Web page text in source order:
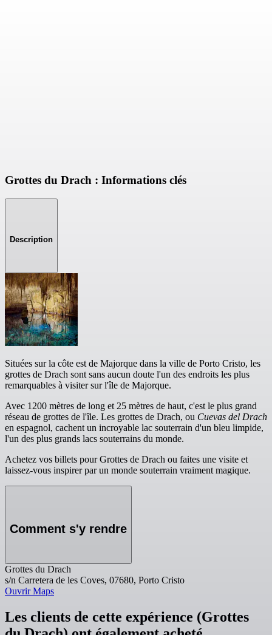
Grottes du Drach : Informations clés
Description
Situées sur la côte est de Majorque dans la ville de Porto Cristo, les
grottes de Drach sont sans aucun doute l'un des endroits les plus
remarquables à visiter sur l'île de Majorque.
Avec 1200 mètres de long et 25 mètres de haut, c'est le plus grand
réseau de grottes de l'île. Les grottes de Drach, ou Cuevas del Drach
en espagnol, cachent un incroyable lac souterrain d'un bleu limpide,
l'un des plus grands lacs souterrains du monde.
Achetez vos billets pour Grottes de Drach ou faites une visite et
laissez-vous inspirer par un monde souterrain vraiment magique.
Comment s'y rendre
Grottes du Drach
s/n Carretera de les Coves, 07680, Porto Cristo
Ouvrir Maps
Les clients de cette expérience (Grottes